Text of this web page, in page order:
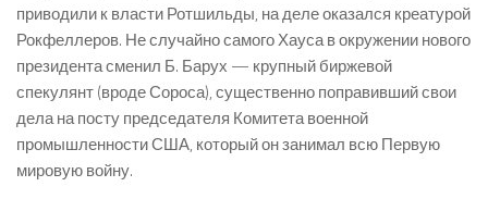
приводили к власти Ротшильды, на деле оказался креатурой
Рокфеллеров. Не случайно самого Хауса в окружении нового
президента сменил Б. Барух — крупный биржевой
спекулянт (вроде Сороса), существенно поправивший свои
дела на посту председателя Комитета военной
промышленности США, который он занимал всю Первую
мировую войну.